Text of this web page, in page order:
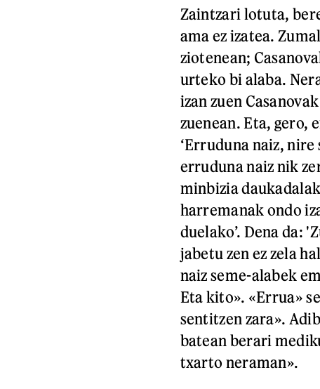
Zaintzari lotuta,
ama ez izatea.
ziotenean;
urteko bi alaba.
izan zuen
zuenean. Eta, gero,
‘Erruduna naiz,
erruduna naiz nik
minbizia
harremanak ondo
duelako’. Dena da:
jabetu zen ez zela
naiz seme-alabek
Eta kito». «Errua»
sentitzen zara».
batean berari
txarto neraman».